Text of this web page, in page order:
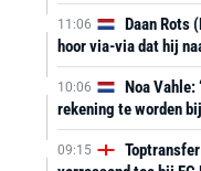
11:06
Daan Rots
hoor via-via dat hij
10:06
Noa Vahle:
rekening te worden
09:15